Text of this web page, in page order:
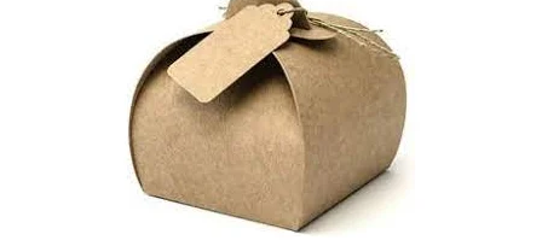
papierove krabicky na drobnosti/maskrty 10ks kabiciek + 10ks
visaciek velkost krabiciek 6x6x5,5cm visaciek 2x4,5cm ...